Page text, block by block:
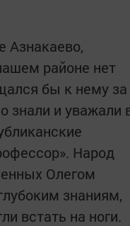
Азнакаево,
районе нет
бы к нему за
знали и уважали
Народ
Олегом
знаниям,
встать на ноги.